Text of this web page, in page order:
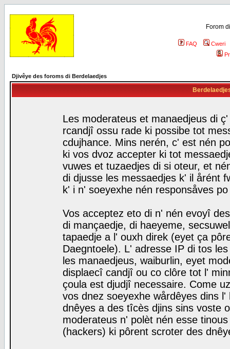
Forom
FAQ
Cweri
Djivêye des foroms di Berdelaedjes
Les moderateus et manaedjeus di
rcandjî ossu rade ki possibe tot
cdujhance. Mins nerén, c' est nén
ki vos dvoz accepter ki tot
vuwes et tuzaedjes di si oteur, et
di djusse les messaedjes k' il årént
k' i n' soeyexhe nén responsåves
Vos acceptez eto di n' nén evoyî
di mançaedje, di haeyeme,
tapaedje a l' ouxh direk (eyet ça
Daegntoele). L' adresse IP di tos
les manaedjeus, waiburlin, eyet
displaecî candjî ou co clôre tot l'
çoula est djudjî necessaire. Come
vos dnez soeyexhe wårdêyes dins
dnêyes a des tîcès djins sins voste
moderateus n' polèt nén esse
(hackers) ki pôrent scroter des